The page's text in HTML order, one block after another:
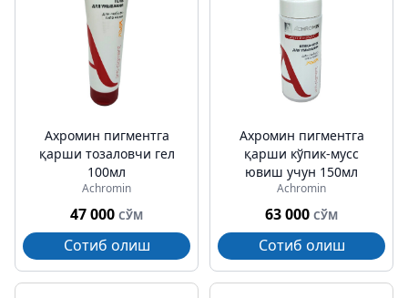
Ахромин пигментга
қарши тозаловчи гел
100мл
Achromin
47 000 СЎМ
Сотиб олиш
Ахромин пигментга
қарши кўпик-мусс
ювиш учун 150мл
Achromin
63 000 СЎМ
Сотиб олиш